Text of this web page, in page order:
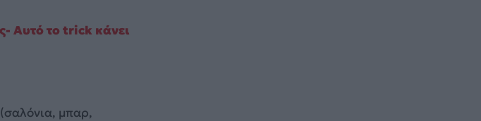
Αυτό το trick κάνει
(σαλόνια, μπαρ,